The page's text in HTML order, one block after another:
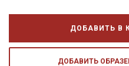
ДОБАВИТЬ В
ДОБАВИТЬ